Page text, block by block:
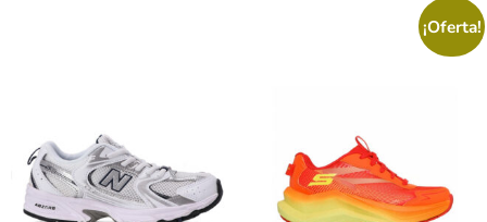
Precio
¡Oferta!